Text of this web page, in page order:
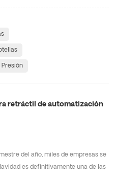
completa del proceso
manuales que proporcionan
Presión
retráctil de automatización
del año, miles de empresas se
es definitivamente una de las